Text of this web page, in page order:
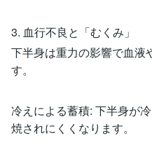
3. 血行不良と「むくみ」
下半身は重力の影響で血液
す。
冷えによる蓄積: 下半身が
焼されにくくなります。